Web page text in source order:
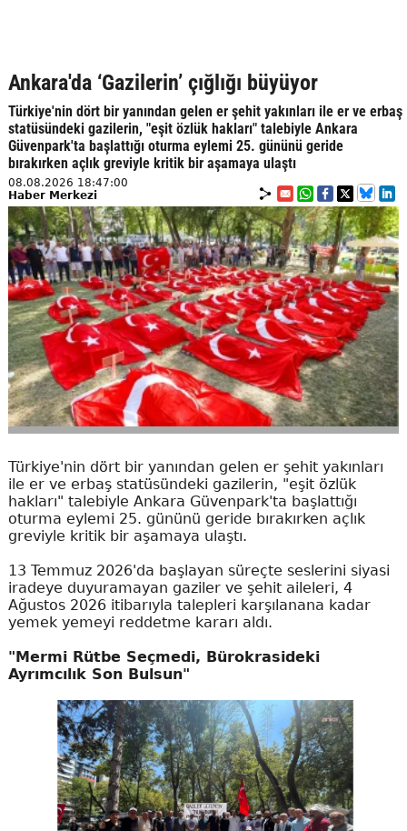
Ankara'da ‘Gazilerin’ çığlığı büyüyor
Türkiye'nin dört bir yanından gelen er şehit yakınları ile er ve erbaş
statüsündeki gazilerin, "eşit özlük hakları" talebiyle Ankara
Güvenpark'ta başlattığı oturma eylemi 25. gününü geride
bırakırken açlık greviyle kritik bir aşamaya ulaştı
08.08.2026 18:47:00
Haber Merkezi
Türkiye'nin dört bir yanından gelen er şehit yakınları
ile er ve erbaş statüsündeki gazilerin, "eşit özlük
hakları" talebiyle Ankara Güvenpark'ta başlattığı
oturma eylemi 25. gününü geride bırakırken açlık
greviyle kritik bir aşamaya ulaştı.
13 Temmuz 2026'da başlayan süreçte seslerini siyasi
iradeye duyuramayan gaziler ve şehit aileleri, 4
Ağustos 2026 itibarıyla talepleri karşılanana kadar
yemek yemeyi reddetme kararı aldı.
"Mermi Rütbe Seçmedi, Bürokrasideki
Ayrımcılık Son Bulsun"